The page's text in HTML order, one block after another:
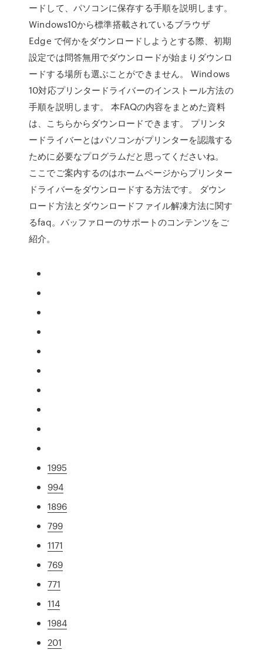
ードして、パソコンに保存する手順を説明します。
Windows10から標準搭載されているブラウザ
Edge で何かをダウンロードしようとする際、初期
設定では問答無用でダウンロードが始まりダウンロ
ードする場所も選ぶことができません。 Windows
10対応プリンタードライバーのインストール方法の
手順を説明します。 本FAQの内容をまとめた資料
は、こちらからダウンロードできます。 プリンタ
ードライバーとはパソコンがプリンターを認識する
ために必要なプログラムだと思ってくださいね。
ここでご案内するのはホームページからプリンター
ドライバーをダウンロードする方法です。 ダウン
ロード方法とダウンロードファイル解凍方法に関す
るfaq。バッファローのサポートのコンテンツをご
紹介。
1995
994
1896
799
1171
769
771
114
1984
201